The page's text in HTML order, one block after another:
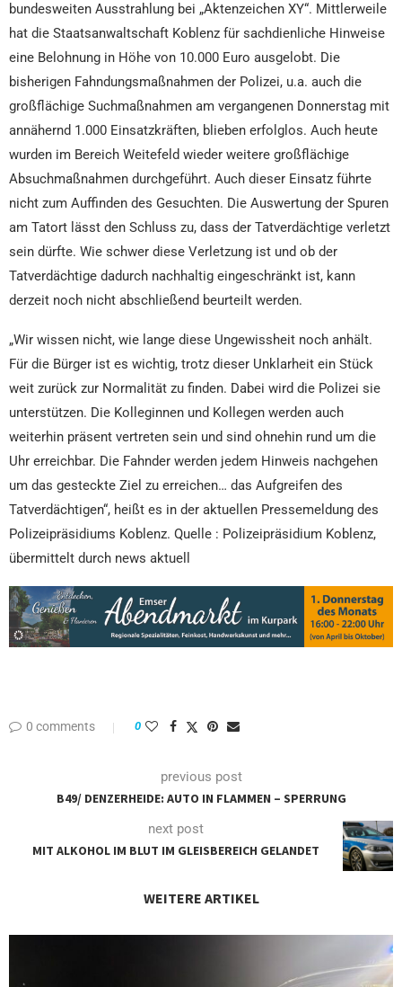
bundesweiten Ausstrahlung bei „Aktenzeichen XY“. Mittlerweile
hat die Staatsanwaltschaft Koblenz für sachdienliche Hinweise
eine Belohnung in Höhe von 10.000 Euro ausgelobt. Die
bisherigen Fahndungsmaßnahmen der Polizei, u.a. auch die
großflächige Suchmaßnahmen am vergangenen Donnerstag mit
annähernd 1.000 Einsatzkräften, blieben erfolglos. Auch heute
wurden im Bereich Weitefeld wieder weitere großflächige
Absuchmaßnahmen durchgeführt. Auch dieser Einsatz führte
nicht zum Auffinden des Gesuchten. Die Auswertung der Spuren
am Tatort lässt den Schluss zu, dass der Tatverdächtige verletzt
sein dürfte. Wie schwer diese Verletzung ist und ob der
Tatverdächtige dadurch nachhaltig eingeschränkt ist, kann
derzeit noch nicht abschließend beurteilt werden.
„Wir wissen nicht, wie lange diese Ungewissheit noch anhält.
Für die Bürger ist es wichtig, trotz dieser Unklarheit ein Stück
weit zurück zur Normalität zu finden. Dabei wird die Polizei sie
unterstützen. Die Kolleginnen und Kollegen werden auch
weiterhin präsent vertreten sein und sind ohnehin rund um die
Uhr erreichbar. Die Fahnder werden jedem Hinweis nachgehen
um das gesteckte Ziel zu erreichen… das Aufgreifen des
Tatverdächtigen“, heißt es in der aktuellen Pressemeldung des
Polizeipräsidiums Koblenz. Quelle : Polizeipräsidium Koblenz,
übermittelt durch news aktuell
0 comments 0
previous post
B49/ DENZERHEIDE: AUTO IN FLAMMEN – SPERRUNG
next post
MIT ALKOHOL IM BLUT IM GLEISBEREICH GELANDET
WEITERE ARTIKEL